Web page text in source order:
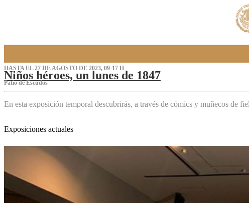
HASTA EL 27 DE AGOSTO DE 2023, 09-17 H
Niños héroes, un lunes de 1847
Patio de Escudos
En esta exposición temporal descubrirás, a través de cómics y muñecos de
Exposiciones actuales